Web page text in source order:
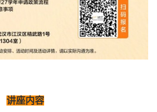
讲座内容